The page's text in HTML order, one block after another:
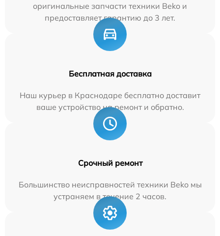
оригинальные запчасти техники Beko и
предоставляет гарантию до 3 лет.
Бесплатная доставка
Наш курьер в Краснодаре бесплатно доставит
ваше устройство на ремонт и обратно.
Срочный ремонт
Большинство неисправностей техники Beko мы
устраняем в течение 2 часов.